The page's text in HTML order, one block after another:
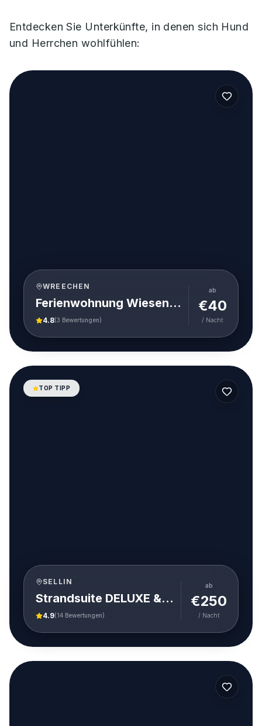
Entdecken Sie Unterkünfte, in denen sich Hund
und Herrchen wohlfühlen:
WREECHEN
Ferienwohnung Wiesenpieper 07 im Wreecher Idyll Rügen
4.8(3 Bewertungen)
ab
€40
/ Nacht
TOP TIPP
SELLIN
Strandsuite DELUXE & SPA 25 / Villa Philine Sellin
4.9(14 Bewertungen)
ab
€250
/ Nacht